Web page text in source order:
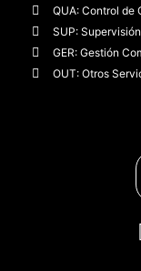
QUA: Control de
SUP:
GER: Gestión
OUT: Otros